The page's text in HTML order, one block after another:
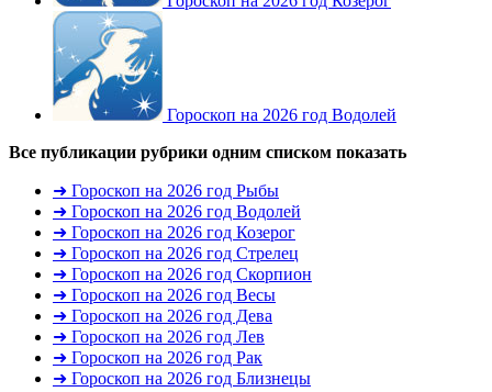
Гороскоп на 2026 год Водолей
Все публикации рубрики одним списком показать
➜ Гороскоп на 2026 год Рыбы
➜ Гороскоп на 2026 год Водолей
➜ Гороскоп на 2026 год Козерог
➜ Гороскоп на 2026 год Стрелец
➜ Гороскоп на 2026 год Скорпион
➜ Гороскоп на 2026 год Весы
➜ Гороскоп на 2026 год Дева
➜ Гороскоп на 2026 год Лев
➜ Гороскоп на 2026 год Рак
➜ Гороскоп на 2026 год Близнецы